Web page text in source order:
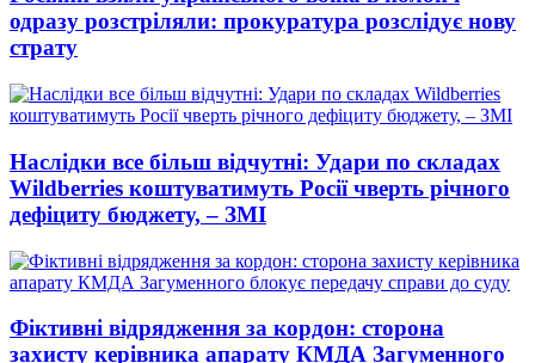
одразу розстріляли: прокуратура розслідує нову
страту
Наслідки все більш відчутні: Удари по складах
Wildberries коштуватимуть Росії чверть річного
дефіциту бюджету, – ЗМІ
Фіктивні відрядження за кордон: сторона
захисту керівника апарату КМДА Загуменного